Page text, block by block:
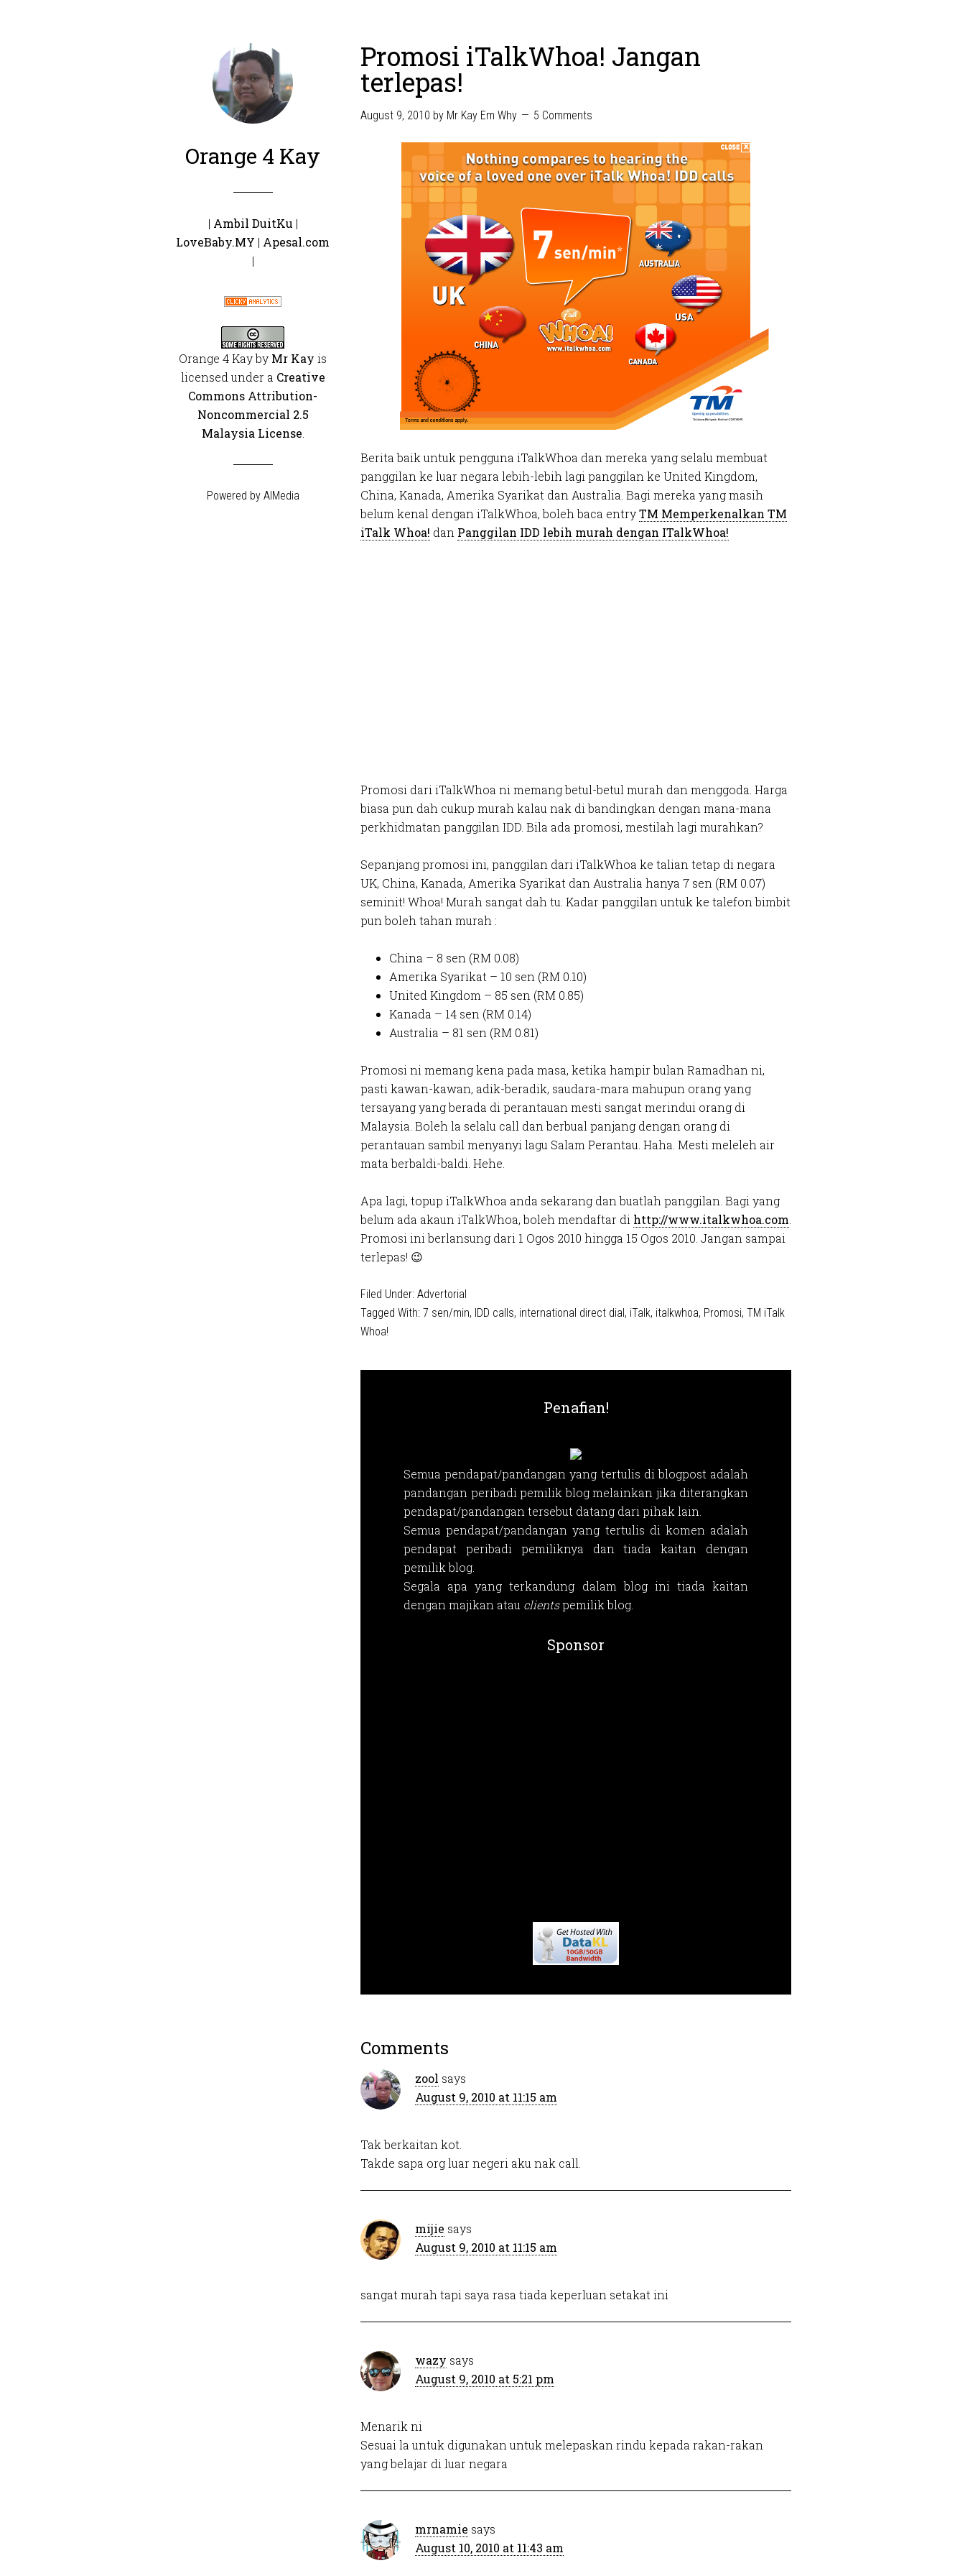
Orange 4 Kay
| Ambil DuitKu |
LoveBaby.MY | Apesal.com
|
Orange 4 Kayby Mr Kay is
licensed under a Creative
Commons Attribution-
Noncommercial 2.5
Malaysia License
Powered by AIMedia
Promosi iTalkWhoa! Jangan
terlepas!
August 9, 2010 by Mr Kay Em Why 5 Comments
Berita baik untuk pengguna iTalkWhoa dan mereka yang selalu membuat
panggilan ke luar negara lebih-lebih lagi panggilan ke United Kingdom,
China, Kanada, Amerika Syarikat dan Australia. Bagi mereka yang masih
belum kenal dengan iTalkWhoa, boleh baca entryTM Memperkenalkan TM
iTalk Whoa! dan Panggilan IDD lebih murah dengan ITalkWhoa!
Promosi dari iTalkWhoa ni memang betul-betul murah dan menggoda. Harga
biasa pun dah cukup murah kalau nak di bandingkan dengan mana-mana
perkhidmatan panggilan IDD. Bila ada promosi, mestilah lagi murahkan?
Sepanjang promosi ini, panggilan dari iTalkWhoa ke talian tetap di negara
UK, China, Kanada, Amerika Syarikat dan Australia hanya 7 sen (RM 0.07)
seminit! Whoa! Murah sangat dah tu. Kadar panggilan untuk ke talefon bimbit
pun boleh tahan murah :
China – 8 sen (RM 0.08)
Amerika Syarikat – 10 sen (RM 0.10)
United Kingdom – 85 sen (RM 0.85)
Kanada – 14 sen (RM 0.14)
Australia – 81 sen (RM 0.81)
Promosi ni memang kena pada masa, ketika hampir bulan Ramadhan ni,
pasti kawan-kawan, adik-beradik, saudara-mara mahupun orang yang
tersayang yang berada di perantauan mesti sangat merindui orang di
Malaysia. Boleh la selalu call dan berbual panjang dengan orang di
perantauan sambil menyanyi lagu Salam Perantau. Haha. Mesti meleleh air
mata berbaldi-baldi. Hehe.
Apa lagi, topup iTalkWhoa anda sekarang dan buatlah panggilan. Bagi yang
belum ada akaun iTalkWhoa, boleh mendaftar di http://www.italkwhoa.com
Promosi ini berlansung dari 1 Ogos 2010 hingga 15 Ogos 2010. Jangan sampai
terlepas! 😉
Filed Under: Advertorial
Tagged With: 7 sen/min, IDD calls, international direct dial, iTalk, italkwhoa, Promosi, TM iTalk
Whoa!
Penafian!
Semua pendapat/pandangan yang tertulis di blogpost adalah
pandangan peribadi pemilik blog melainkan jika diterangkan
pendapat/pandangan tersebut datang dari pihak lain.
Semua pendapat/pandangan yang tertulis di komen adalah
pendapat peribadi pemiliknya dan tiada kaitan dengan
pemilik blog.
Segala apa yang terkandung dalam blog ini tiada kaitan
dengan majikan atau clientspemilik blog.
Sponsor
Comments
zool says
August 9, 2010 at 11:15 am
Tak berkaitan kot.
Takde sapa org luar negeri aku nak call.
mijie says
August 9, 2010 at 11:15 am
sangat murah tapi saya rasa tiada keperluan setakat ini
wazy says
August 9, 2010 at 5:21 pm
Menarik ni
Sesuai la untuk digunakan untuk melepaskan rindu kepada rakan-rakan
yang belajar di luar negara
mrnamie says
August 10, 2010 at 11:43 am